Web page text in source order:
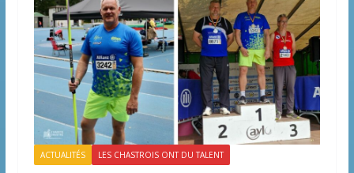
ACTUALITÉS LES CHASTROIS ONT DU TALENT